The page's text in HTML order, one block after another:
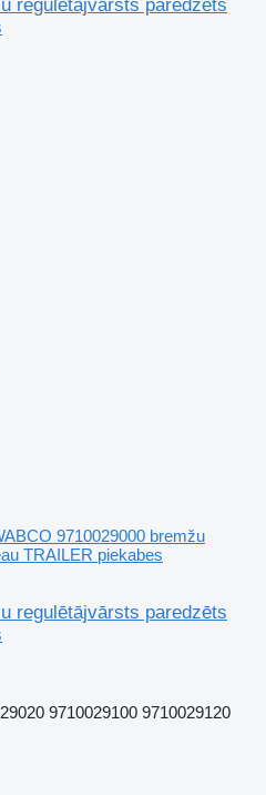
regulētājvārsts paredzēts
9710029000 bremžu
TRAILER piekabes
regulētājvārsts paredzēts
9710029100 9710029120